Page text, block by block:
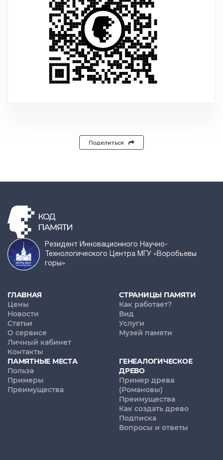
Поделиться
Резидент Инновационного Научно-
Технологического Центра МГУ «Воробьевы
горы»
ГЛАВНАЯ
Цены
Новости
Статьи
О сервисе
Личный кабинет
Контакты
СТРАНИЦЫ ПАМЯТИ
Как работает?
Вид
Услуги
Музей памяти
ПАМЯТНЫЕ МЕСТА
Польза
Примеры
Преимущества
ГЕНЕАЛОГИЧЕСКОЕ
ДРЕВО
Пример древа
(Романовы)
Преимущества
Как создать древо
Подписка
Вопросы и ответы